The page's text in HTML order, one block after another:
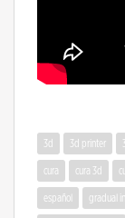
3d 3d printer
cura cura 3d
español gradual